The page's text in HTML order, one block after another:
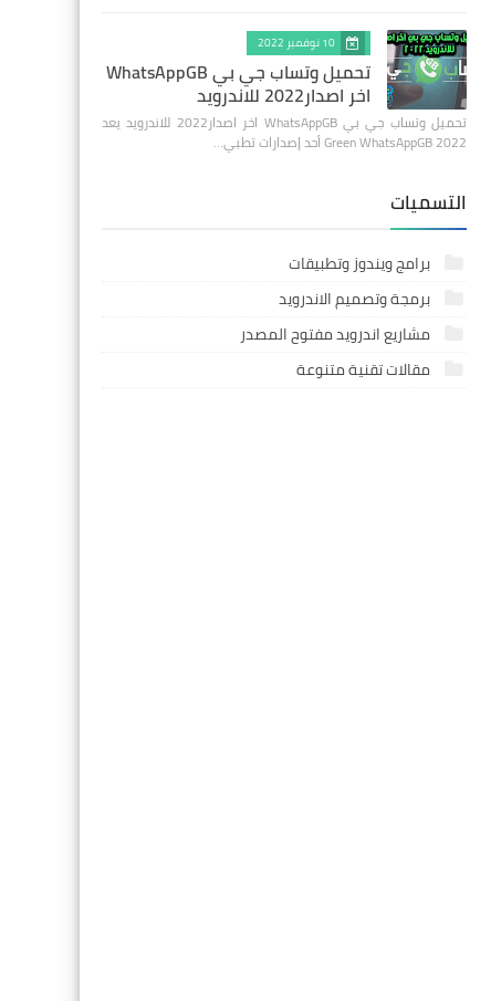
10 نوفمبر 2022
تحميل وتساب جي بي WhatsAppGB
اخر اصدار2022 للاندرويد
تحميل وتساب جي بي WhatsAppGB اخر اصدار2022 للاندرويد يعد
Green WhatsAppGB 2022 أحد إصدارات تطبي…
التسميات
برامج ويندوز وتطبيقات
برمجة وتصميم الاندرويد
مشاريع اندرويد مفتوح المصدر
مقالات تقنية متنوعة